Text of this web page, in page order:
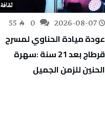
ثقافة
2026-08-07
55
عودة ميادة الحناوي لمسرح
قرطاج بعد 21 سنة :سهرة
الحنين للزمن الجميل